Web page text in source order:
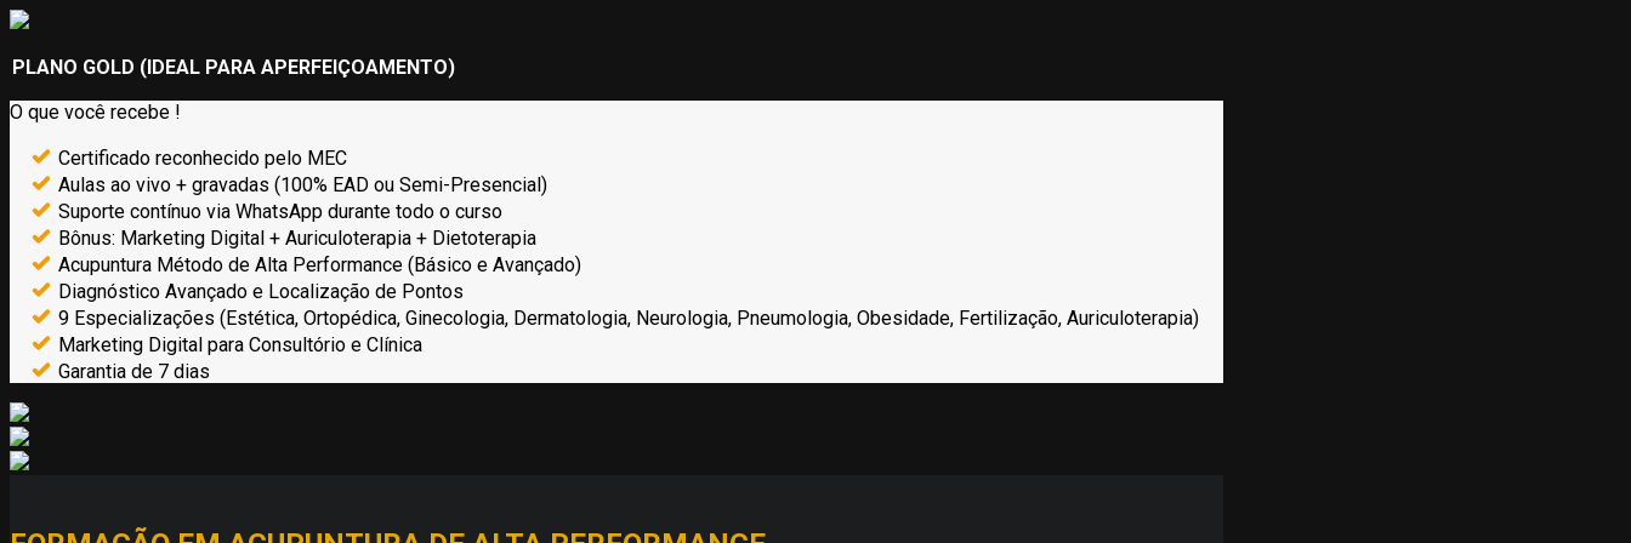
PLANO GOLD (IDEAL PARA APERFEIÇOAMENTO)
O que você recebe !
Certificado reconhecido pelo MEC
Aulas ao vivo + gravadas (100% EAD ou Semi-Presencial)
Suporte contínuo via WhatsApp durante todo o curso
Bônus: Marketing Digital + Auriculoterapia + Dietoterapia
Acupuntura Método de Alta Performance (Básico e Avançado)
Diagnóstico Avançado e Localização de Pontos
9 Especializações (Estética, Ortopédica, Ginecologia, Dermatologia, Neurologia, Pneumologia, Obesidade, Fertilização, Auriculoterapia)
Marketing Digital para Consultório e Clínica
Garantia de 7 dias